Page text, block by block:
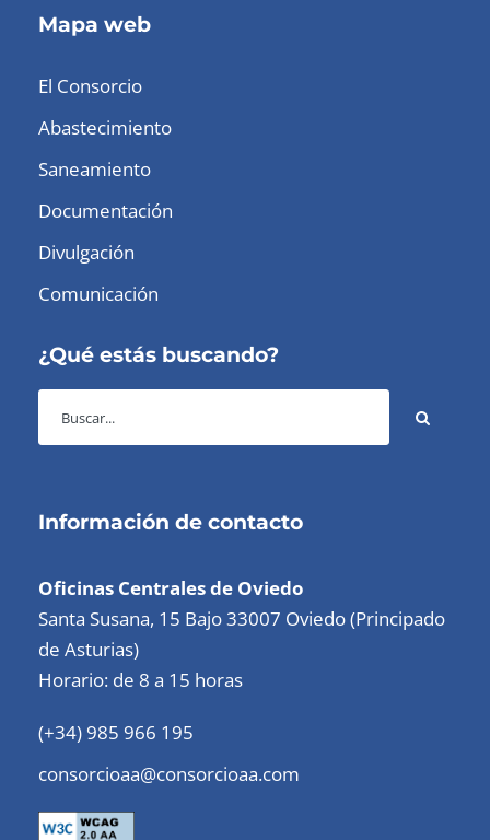
Mapa web
El Consorcio
Abastecimiento
Saneamiento
Documentación
Divulgación
Comunicación
¿Qué estás buscando?
Información de contacto
Oficinas Centrales de Oviedo
Santa Susana, 15 Bajo 33007 Oviedo (Principado
de Asturias)
Horario: de 8 a 15 horas
(+34) 985 966 195
consorcioaa@consorcioaa.com